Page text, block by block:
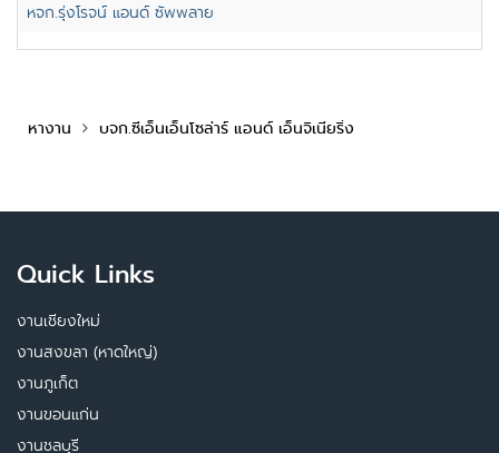
หจก.รุ่งโรจน์ แอนด์ ซัพพลาย
หางาน บจก.ซีเอ็นเอ็นโซล่าร์ แอนด์ เอ็นจิเนียริ่ง
Quick Links
งานเชียงใหม่
งานสงขลา (หาดใหญ่)
งานภูเก็ต
งานขอนแก่น
งานชลบุรี